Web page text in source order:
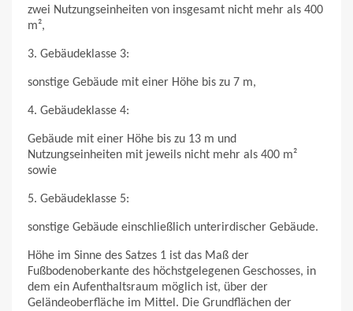
zwei Nutzungseinheiten von insgesamt nicht mehr als 400
m²,
3. Gebäudeklasse 3:
sonstige Gebäude mit einer Höhe bis zu 7 m,
4. Gebäudeklasse 4:
Gebäude mit einer Höhe bis zu 13 m und
Nutzungseinheiten mit jeweils nicht mehr als 400 m²
sowie
5. Gebäudeklasse 5:
sonstige Gebäude einschließlich unterirdischer Gebäude.
Höhe im Sinne des Satzes 1 ist das Maß der
Fußbodenoberkante des höchstgelegenen Geschosses, in
dem ein Aufenthaltsraum möglich ist, über der
Geländeoberfläche im Mittel. Die Grundflächen der